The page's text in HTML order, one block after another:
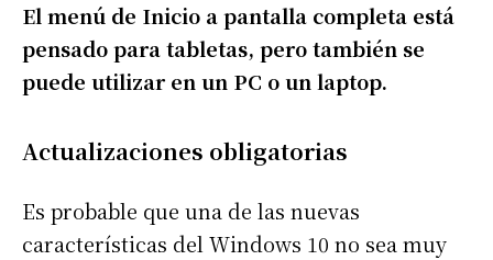
El menú de Inicio a pantalla completa está
pensado para tabletas, pero también se
puede utilizar en un PC o un laptop.
Actualizaciones obligatorias
Es probable que una de las nuevas
características del Windows 10 no sea muy